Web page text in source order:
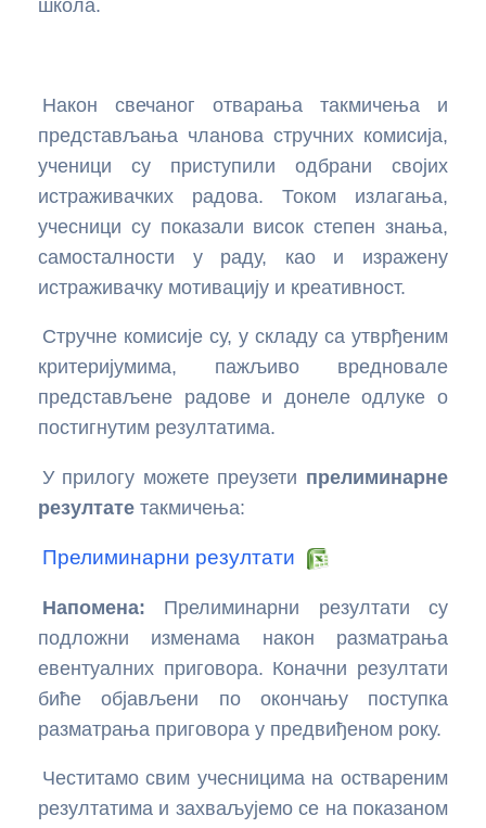
Вајферт
Архива догађаја за такмичења на регионалном и
Такмичења у текућој години-државна
Документи за такмичење
Резултати
Обавештења
Креативно програмирање - увод
Симулација кретања Земље око Сунца у 3D
Processing-у (Java)
Креативно програмирање за основце почетнике
Камп у Идвору
Вештачка интелигенција водич
Креативно програмирање за основце
Примењена електроника
Ардуино вежбе
Основе Arduino програмирања
Мерење растојања помоћу ултразвучног сензора
Мерење температуре и влажности помоћу DHT11
Увод у примењену електронику
Вежбе са ESP32
Увод у ESP32
ESP32 платформе
Вежба: Управљање SG90 серво мотором помоћу
ESP32 платформе
MPU-9250 senzor pokreta i orijentacije sa ESP32 |
Вежба: Магнетометар MPU-9250 – Дигитални
Галерија ликовних радова 2007-2008
Физика, истраживања и рад са талентованим
Математика - рад са талентованим ученицима
Роботика и мехатроника
школа.
Након свечаног отварања такмичења и
представљања чланова стручних комисија,
ученици су приступили одбрани својих
истраживачких радова. Током излагања,
учесници су показали висок степен знања,
самосталности у раду, као и изражену
истраживачку мотивацију и креативност.
Стручне комисије су, у складу са утврђеним
критеријумима, пажљиво вредновале
представљене радове и донеле одлуке о
постигнутим резултатима.
У прилогу можете преузети прелиминарне
резултате такмичења:
Прелиминарни резултати
Напомена: Прелиминарни резултати су
подложни изменама након разматрања
евентуалних приговора. Коначни резултати
биће објављени по окончању поступка
разматрања приговора у предвиђеном року.
Честитамо свим учесницима на оствареним
резултатима и захваљујемо се на показаном